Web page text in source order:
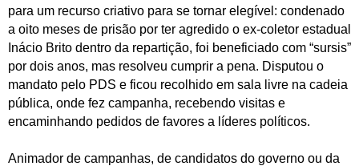
para um recurso criativo para se tornar elegível: condenado
a oito meses de prisão por ter agredido o ex-coletor estadual
Inácio Brito dentro da repartição, foi beneficiado com “sursis”
por dois anos, mas resolveu cumprir a pena. Disputou o
mandato pelo PDS e ficou recolhido em sala livre na cadeia
pública, onde fez campanha, recebendo visitas e
encaminhando pedidos de favores a líderes políticos.
Animador de campanhas, de candidatos do governo ou da